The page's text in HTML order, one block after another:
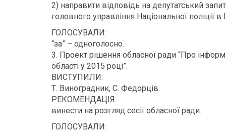
2) направити відповідь на депутатський
головного управління Національної поліції в
ГОЛОСУВАЛИ:
“за” – одноголосно.
3. Проект рішення обласної ради “Про
області у 2015 році”.
ВИСТУПИЛИ:
Т. Виноградник, С. Федорців.
РЕКОМЕНДАЦІЯ:
винести на розгляд сесії обласної ради.
ГОЛОСУВАЛИ: